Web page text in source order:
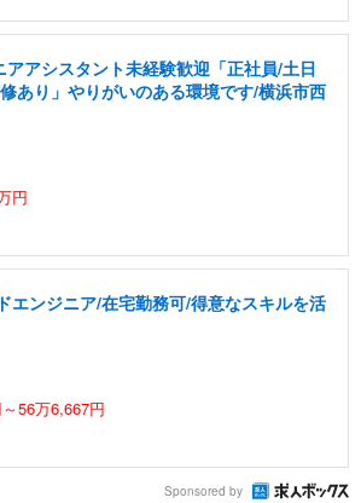
アアシスタント未経験歓迎「正社員/土日
あり」やりがいのある環境です/横浜市西
円
エンジニア/在宅勤務可/得意なスキルを活
56万6,667円
Sponsored by